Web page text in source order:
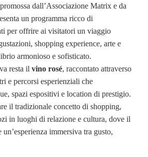
dall’Associazione Matrix e da
un programma ricco di
per offrire ai visitatori un viaggio
shopping experience, arte e
armonioso e sofisticato.
resta il vino rosé, raccontato attraverso
e percorsi esperienziali che
spazi espositivi e location di prestigio.
il tradizionale concetto di shopping,
in luoghi di relazione e cultura, dove il
immersiva tra gusto,